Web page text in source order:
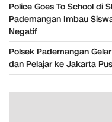
Police Goes To School di
Pademangan Imbau
Negatif
Polsek Pademangan
dan Pelajar ke Jakarta